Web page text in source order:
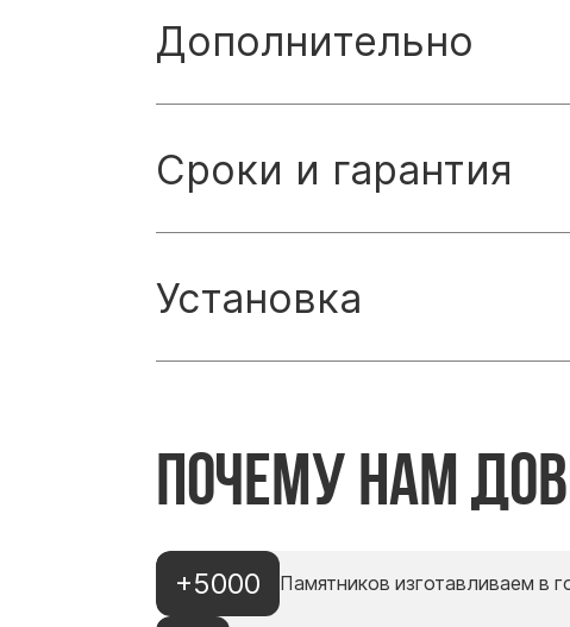
Дополнительно
Сроки и гарантия
Установка
Почему нам
+5000 Памятников изготавливаем в